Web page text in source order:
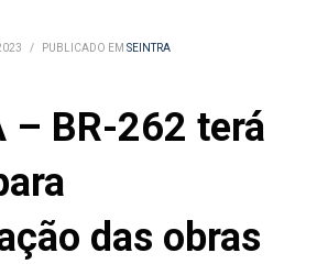
/ PUBLICADO EM SEINTRA
– BR-262 terá
das obras